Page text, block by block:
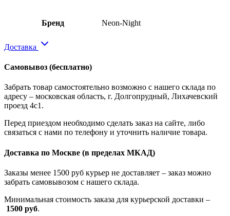
Бренд Neon-Night
Доставка
Самовывоз (бесплатно)
Забрать товар самостоятельно возможно с нашего склада по
адресу – московская область, г. Долгопрудный, Лихачевский
проезд 4с1.
Перед приездом необходимо сделать заказ на сайте, либо
связаться с нами по телефону и уточнить наличие товара.
Доставка по Москве (в пределах МКАД)
Заказы менее 1500 руб курьер не доставляет – заказ можно
забрать самовывозом с нашего склада.
Минимальная стоимость заказа для курьерской доставки –
1500 руб.